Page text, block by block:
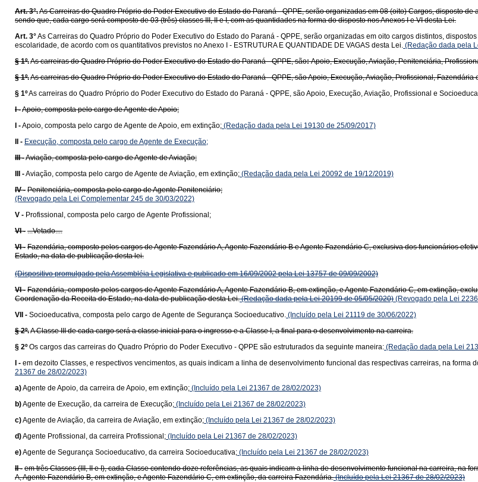
Art. 3°.As Carreiras do Quadro Próprio do Poder Executivo do Estado do Paraná - QPPE, serão organizadas em 08 (oito) Cargos, disposto
sendo que, cada cargo será composto de 03 (três) classes III, II e I, com as quantidades na forma do disposto nos Anexos I e VI desta Lei.
Art. 3°As Carreiras do Quadro Próprio do Poder Executivo do Estado do Paraná - QPPE, serão organizadas em oito cargos distintos,
escolaridade, de acordo com os quantitativos previstos no Anexo I - ESTRUTURA E QUANTIDADE DE VAGAS desta Lei. (Redação dada pela
§ 1º.As carreiras do Quadro Próprio do Poder Executivo do Estado do Paraná - QPPE, são:Apoio, Execução, Aviação, Penitenciária,
§ 1º.As carreiras do Quadro Próprio do Poder Executivo do Estado do Paraná - QPPE, são Apoio, Execução, Aviação, Profissional,
§ 1ºAs carreiras do Quadro Próprio do Poder Executivo do Estado do Paraná - QPPE, são Apoio, Execução, Aviação, Profissional e
I -Apoio, composta pelo cargo de Agente de Apoio;
I -Apoio, composta pelo cargo de Agente de Apoio, em extinção; (Redação dada pela Lei 19130 de 25/09/2017)
II - Execução, composta pelo cargo de Agente de Execução;
III -Aviação, composta pelo cargo de Agente de Aviação;
III -Aviação, composta pelo cargo de Agente de Aviação, em extinção; (Redação dada pela Lei 20092 de 19/12/2019)
IV - Penitenciária, composta pelo cargo de Agente Penitenciário;
(Revogado pela Lei Complementar 245 de 30/03/2022)
V - Profissional, composta pelo cargo de Agente Profissional;
VI - ...Vetado....
VI - Fazendária, composto pelos cargos de Agente Fazendário A, Agente Fazendário B e Agente Fazendário C, exclusiva dos funcionários
Estado, na data de publicação desta lei.
(Dispositivo promulgado pela Assembléia Legislativa e publicado em 16/09/2002 pela Lei 13757 de 09/09/2002)
VI - Fazendária, composto pelos cargos de Agente Fazendário A, Agente Fazendário B, em extinção, e Agente Fazendário C, em extinção,
Coordenação da Receita do Estado, na data de publicação desta Lei.(Redação dada pela Lei 20199 de 05/05/2020) (Revogado pela Lei
VII - Socioeducativa, composta pelo cargo de Agente de Segurança Socioeducativo. (Incluído pela Lei 21119 de 30/06/2022)
§ 2º.A Classe III de cada cargo será a classe inicial para o ingresso e a Classe I, a final para o desenvolvimento na carreira.
§ 2º Os cargos das carreiras do Quadro Próprio do Poder Executivo - QPPE são estruturados da seguinte maneira: (Redação dada pela Lei
I - em dezoito Classes, e respectivos vencimentos, as quais indicam a linha de desenvolvimento funcional das respectivas carreiras, na forma
21367 de 28/02/2023)
a)Agente de Apoio, da carreira de Apoio, em extinção; (Incluído pela Lei 21367 de 28/02/2023)
b)Agente de Execução, da carreira de Execução; (Incluído pela Lei 21367 de 28/02/2023)
c)Agente de Aviação, da carreira de Aviação, em extinção; (Incluído pela Lei 21367 de 28/02/2023)
d)Agente Profissional, da carreira Profissional; (Incluído pela Lei 21367 de 28/02/2023)
e)Agente de Segurança Socioeducativo, da carreira Socioeducativa; (Incluído pela Lei 21367 de 28/02/2023)
II - em três Classes (III, II e I), cada Classe contendo doze referências, as quais indicam a linha de desenvolvimento funcional na carreira, na
A, Agente Fazendário B, em extinção, e Agente Fazendário C, em extinção, da carreira Fazendária.(Incluído pela Lei 21367 de 28/02/2023)